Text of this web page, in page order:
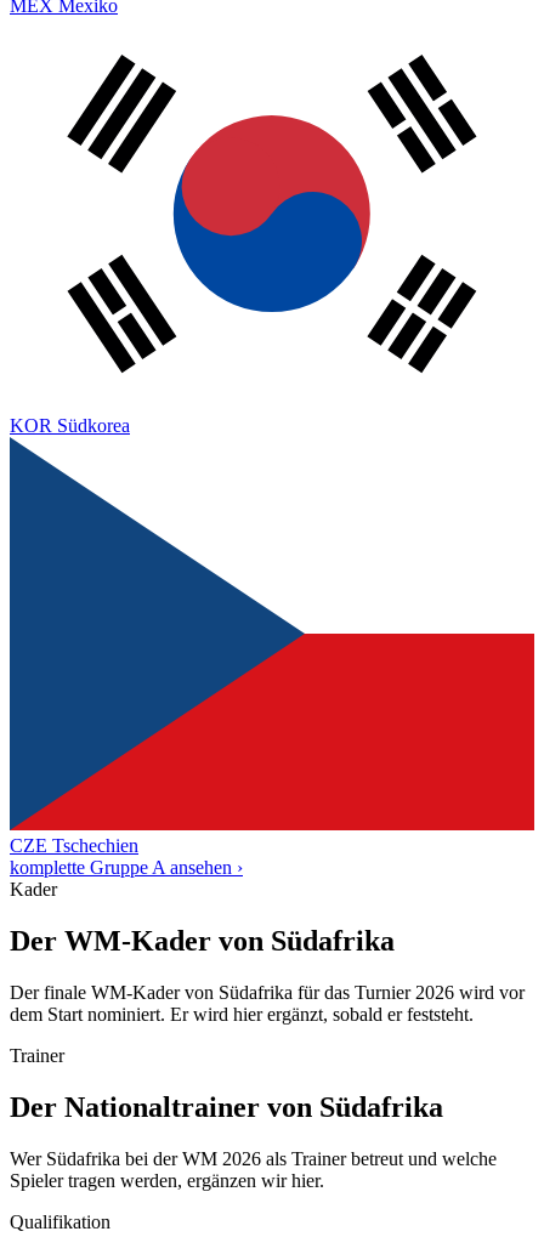
MEX Mexiko
KOR Südkorea
CZE Tschechien
komplette Gruppe A ansehen ›
Kader
Der WM-Kader von Südafrika
Der finale WM-Kader von Südafrika für das Turnier 2026 wird vor
dem Start nominiert. Er wird hier ergänzt, sobald er feststeht.
Trainer
Der Nationaltrainer von Südafrika
Wer Südafrika bei der WM 2026 als Trainer betreut und welche
Spieler tragen werden, ergänzen wir hier.
Qualifikation